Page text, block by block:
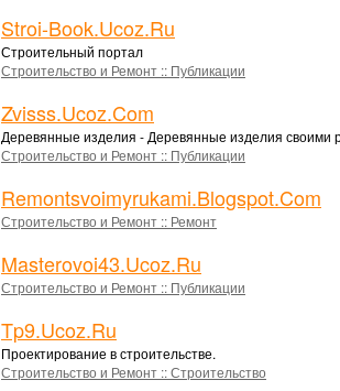
Stroi-Book.ucoz.ru
Строительный портал
Строительство и Ремонт :: Публикации
Zvisss.ucoz.com
Деревянные изделия - Деревянные изделия своими
Строительство и Ремонт :: Публикации
Remontsvoimyrukami.blogspot.com
Строительство и Ремонт :: Ремонт
Masterovoi43.ucoz.ru
Строительство и Ремонт :: Публикации
Tp9.ucoz.ru
Проектирование в строительстве.
Строительство и Ремонт ::Строительство